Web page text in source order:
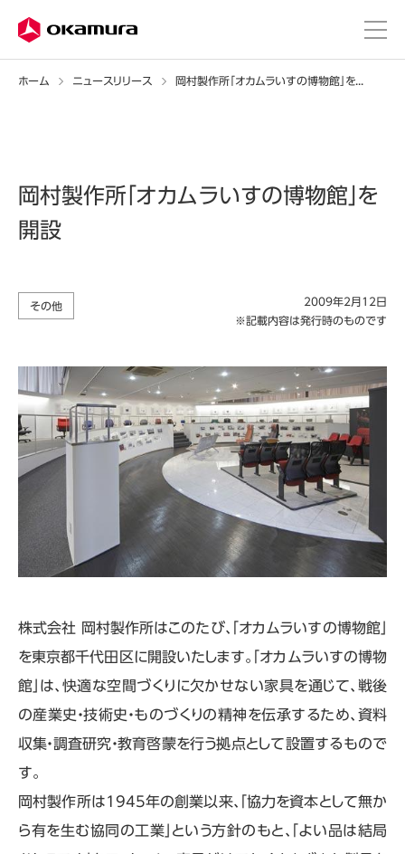
ホーム ニュースリリース
岡村製作所「オカムラいすの博物館」を
開設
その他
2009年2月12日
※記載内容は発行時のものです
株式会社 岡村製作所はこのたび、「オカムラいすの博物館」
を東京都千代田区に開設いたします。「オカムラいすの博物
館」は、快適な空間づくりに欠かせない家具を通じて、戦後
の産業史・技術史・ものづくりの精神を伝承するため、資料
収集・調査研究・教育啓蒙を行う拠点として設置するもので
す。
岡村製作所は1945年の創業以来、「協力を資本として無か
ら有を生む協同の工業」という方針のもと、「よい品は結局